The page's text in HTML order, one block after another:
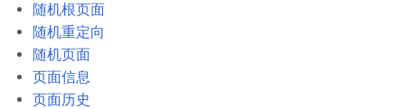
随机根页面
随机重定向
随机页面
页面信息
页面历史